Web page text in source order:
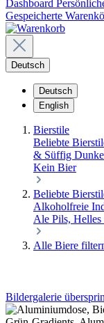
Dashboard
Gespeicherte
Deutsch
Deutsch
English
Bierstile
Beliebte
& Süffig
Kein Bier
Beliebte
Alkoholfreie
Ale Pils,
Alle Biere
Bildergalerie